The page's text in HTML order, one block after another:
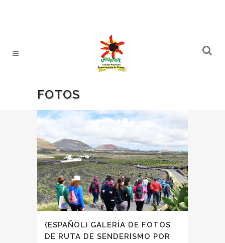
FOTOS
(ESPAÑOL) GALERÍA DE FOTOS
DE RUTA DE SENDERISMO POR